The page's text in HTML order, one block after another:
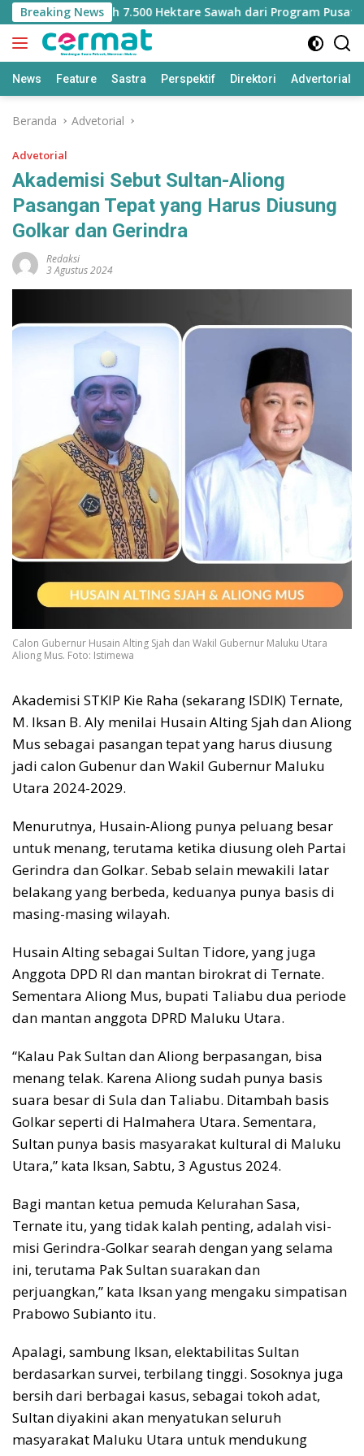
Langsung
ke
konten
Breaking News
Jatah 7.500 Hektare Sawah dari Program Pusat
News Feature Sastra Perspektif Direktori Advertorial
Beranda Advetorial
Advetorial
Akademisi Sebut Sultan-Aliong
Pasangan Tepat yang Harus Diusung
Golkar dan Gerindra
Redaksi
3 Agustus 2024
Calon Gubernur Husain Alting Sjah dan Wakil Gubernur Maluku Utara
Aliong Mus. Foto: Istimewa
Akademisi STKIP Kie Raha (sekarang ISDIK) Ternate,
M. Iksan B. Aly menilai Husain Alting Sjah dan Aliong
Mus sebagai pasangan tepat yang harus diusung
jadi calon Gubenur dan Wakil Gubernur Maluku
Utara 2024-2029.
Menurutnya, Husain-Aliong punya peluang besar
untuk menang, terutama ketika diusung oleh Partai
Gerindra dan Golkar. Sebab selain mewakili latar
belakang yang berbeda, keduanya punya basis di
masing-masing wilayah.
Husain Alting sebagai Sultan Tidore, yang juga
Anggota DPD RI dan mantan birokrat di Ternate.
Sementara Aliong Mus, bupati Taliabu dua periode
dan mantan anggota DPRD Maluku Utara.
“Kalau Pak Sultan dan Aliong berpasangan, bisa
menang telak. Karena Aliong sudah punya basis
suara besar di Sula dan Taliabu. Ditambah basis
Golkar seperti di Halmahera Utara. Sementara,
Sultan punya basis masyarakat kultural di Maluku
Utara,” kata Iksan, Sabtu, 3 Agustus 2024.
Bagi mantan ketua pemuda Kelurahan Sasa,
Ternate itu, yang tidak kalah penting, adalah visi-
misi Gerindra-Golkar searah dengan yang selama
ini, terutama Pak Sultan suarakan dan
perjuangkan,” kata Iksan yang mengaku simpatisan
Prabowo Subianto itu.
Apalagi, sambung Iksan, elektabilitas Sultan
berdasarkan survei, terbilang tinggi. Sosoknya juga
bersih dari berbagai kasus, sebagai tokoh adat,
Sultan diyakini akan menyatukan seluruh
masyarakat Maluku Utara untuk mendukung